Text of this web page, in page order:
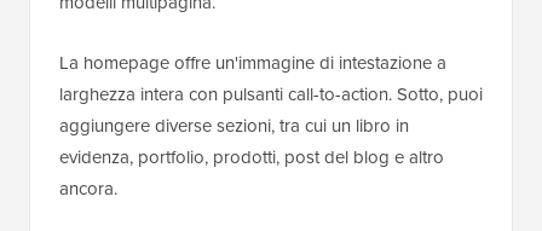
La homepage offre un'immagine di intestazione a
larghezza intera con pulsanti call-to-action. Sotto, puoi
aggiungere diverse sezioni, tra cui un libro in
evidenza, portfolio, prodotti, post del blog e altro
ancora.